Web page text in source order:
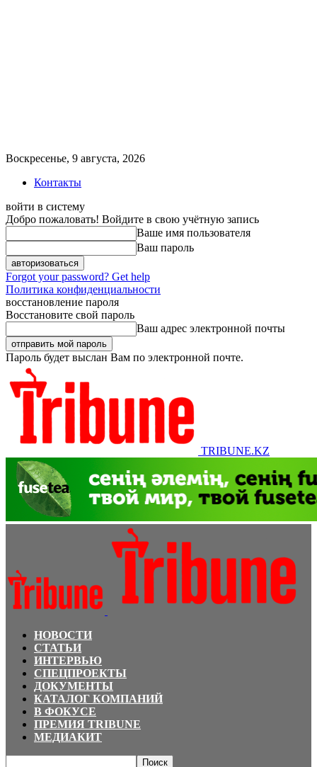
Воскресенье, 9 августа, 2026
Контакты
войти в систему
Добро пожаловать! Войдите в свою учётную запись
Ваше имя пользователя
Ваш пароль
Forgot your password? Get help
Политика конфиденциальности
восстановление пароля
Восстановите свой пароль
Ваш адрес электронной почты
Пароль будет выслан Вам по электронной почте.
TRIBUNE.KZ
НОВОСТИ
СТАТЬИ
ИНТЕРВЬЮ
СПЕЦПРОЕКТЫ
ДОКУМЕНТЫ
КАТАЛОГ КОМПАНИЙ
В ФОКУСЕ
ПРЕМИЯ TRIBUNE
МЕДИАКИТ